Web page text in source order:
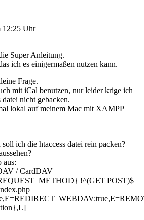
12:25 Uhr
Super Anleitung.
ich es einigermaßen nutzen kann.
Frage.
mit iCal benutzen, nur leider krige ich
datei nicht gebacken.
lokal auf meinem Mac mit XAMPP
ich die htaccess datei rein packen?
aus:
/ CardDAV
!^(GET|POST)$